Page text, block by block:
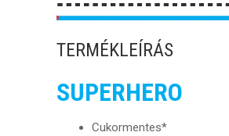
TERMÉKLEÍRÁS
SUPERHERO
Cukormentes*